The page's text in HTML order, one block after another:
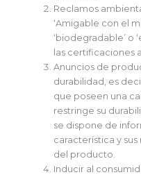
Reclamos
‘Amigable con el
‘biodegradable’ o
las certificaciones
Anuncios de
durabilidad, es
que poseen una
restringe su
se dispone de
característica y
del producto.
Inducir al